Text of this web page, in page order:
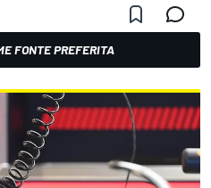
FONTE PREFERITA